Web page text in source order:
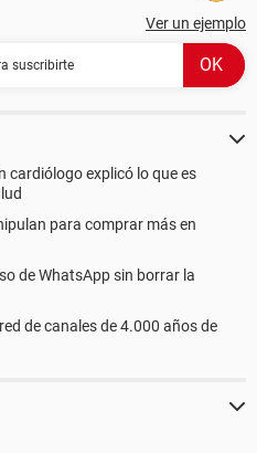
Ver un ejemplo
cardiólogo explicó lo que es
para comprar más en
de WhatsApp sin borrar la
de canales de 4.000 años de